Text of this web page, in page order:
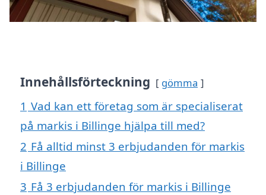
Innehållsförteckning gömma
1 Vad kan ett företag som är specialiserat
på markis i Billinge hjälpa till med?
2 Få alltid minst 3 erbjudanden för markis
i Billinge
3 Få 3 erbjudanden för markis i Billinge